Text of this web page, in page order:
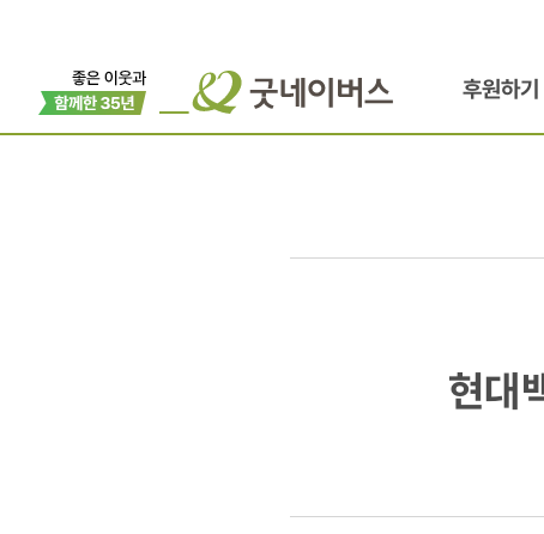
후원하기
현대백화점
date
현